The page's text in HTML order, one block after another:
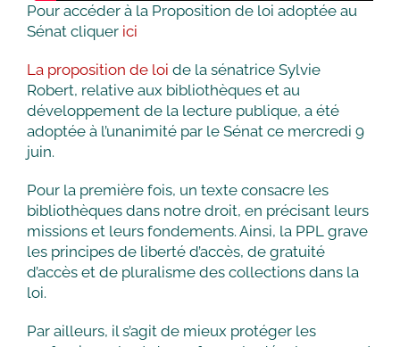
Pour accéder à la Proposition de loi adoptée au
Sénat cliquer ici
La proposition de loi de la sénatrice Sylvie
Robert, relative aux bibliothèques et au
développement de la lecture publique, a été
adoptée à l’unanimité par le Sénat ce mercredi 9
juin.
Pour la première fois, un texte consacre les
bibliothèques dans notre droit, en précisant leurs
missions et leurs fondements. Ainsi, la PPL grave
les principes de liberté d’accès, de gratuité
d’accès et de pluralisme des collections dans la
loi.
Par ailleurs, il s’agit de mieux protéger les